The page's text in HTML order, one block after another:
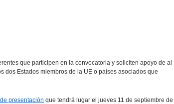
que participen en la convocatoria y soliciten apoyo de al
Estados miembros de la UE o países asociados que
presentación que tendrá lugar el jueves 11 de septiembre de